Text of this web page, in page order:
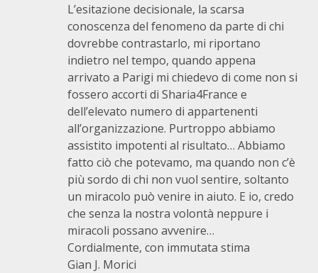
L’esitazione decisionale, la scarsa
conoscenza del fenomeno da parte di chi
dovrebbe contrastarlo, mi riportano
indietro nel tempo, quando appena
arrivato a Parigi mi chiedevo di come non si
fossero accorti di Sharia4France e
dell’elevato numero di appartenenti
all’organizzazione. Purtroppo abbiamo
assistito impotenti al risultato… Abbiamo
fatto ciò che potevamo, ma quando non c’è
più sordo di chi non vuol sentire, soltanto
un miracolo può venire in aiuto. E io, credo
che senza la nostra volontà neppure i
miracoli possano avvenire…
Cordialmente, con immutata stima
Gian J. Morici